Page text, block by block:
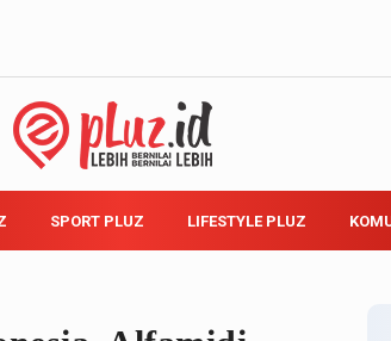
SPORT PLUZ LIFESTYLE PLUZ